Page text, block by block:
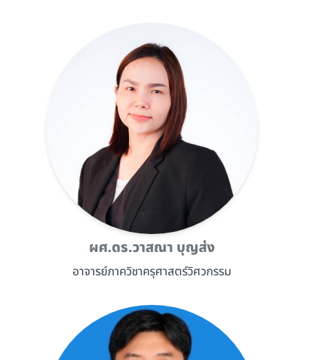
ผศ.ดร.วาสณา บุญส่ง
อาจารย์ภาควิชาครุศาสตร์วิศวกรรม